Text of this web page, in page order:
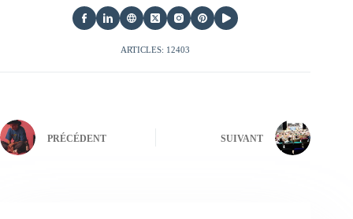
ARTICLES: 12403
PRÉCÉDENT SUIVANT